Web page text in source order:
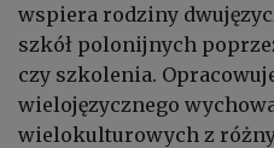
wspiera rodziny
szkół polonijnych
czy szkolenia.
wielojęzycznego
wielokulturowych z